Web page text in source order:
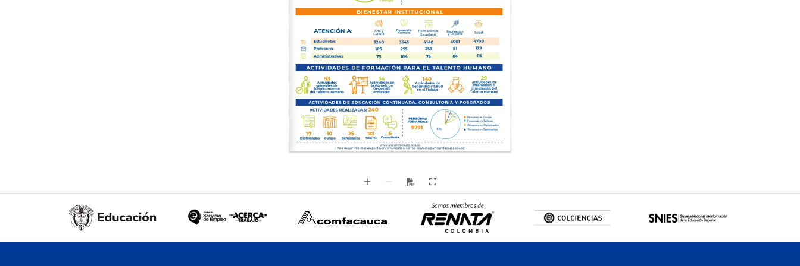
www.unicomfacauca.edu.coPara mayor información por favor comunícate al correo: contacto@unicomfacauca.edu.co
B I E N E S TA R   I N S T I T U C I O N A L
A C T I VI D A D E S   D E   F O R M A C I Ó N   PA R A   E L   TA L E N T O   H U M A N O
A C T I VI D A D E S   D E   E D U C A C I Ó N   C O N T I N U A D A ,   C O N S U LT O R Í A   Y   P O S G R A D O S
9791
Cursos
10
Seminarios
25
Diplomados
17
ATENCIÓN A:
Estudiantes
Profesores
Administrativos
3240
105
75
3543
295
184
4140
253
75
3001
81
84
4709
139
115
DesarrolloHumanoArte yCultura Recreacióny DeporteSalud
PERSONASFORMADAS:
Actividades deSeguridad y Saluden el Trabajo
140
Actividades deinteracción e integración delTalento Humano
2934
Actividades dela Escuela deDesarrolloProfesoral
53
Actividadesgenerales defortalecimientodel Talento Humano
Permanencia
Estudiantil
240ACTIVIDADES REALIZADAS:
182Talleres 6Consultoría
Personas en Seminarios
Personas en Cursos
Personas en Talleres
Personas en Diplomados
5%
5%
7%
83%